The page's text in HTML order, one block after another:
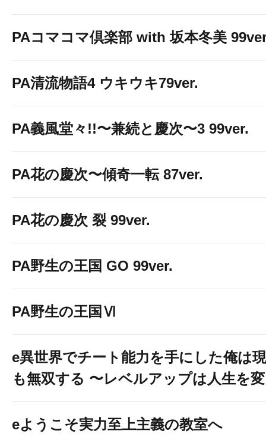
PAコマコマ倶楽部 with 坂本冬美
PA清流物語4 ウキウキ79ver.
PA義風堂々!!〜兼続と慶次〜3 99ver.
PA花の慶次〜傾奇一転 87ver.
PA花の慶次 裂 99ver.
PA野生の王国 GO 99ver.
PA野生の王国Ⅵ
e異世界でチート能力を手にした俺は
も無双する 〜レベルアップは人生を
eようこそ実力至上主義の教室へ